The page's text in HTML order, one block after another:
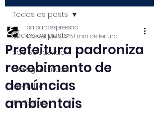
Todos os posts
São Sebastião
Caraguatatuba
Ubatuba
Ilhabela
Todos os posts
Prefeitura padroniza
recebimento de
denúncias
ambientais
caicaraexpressao
1 de set. de 20251 min de leitura